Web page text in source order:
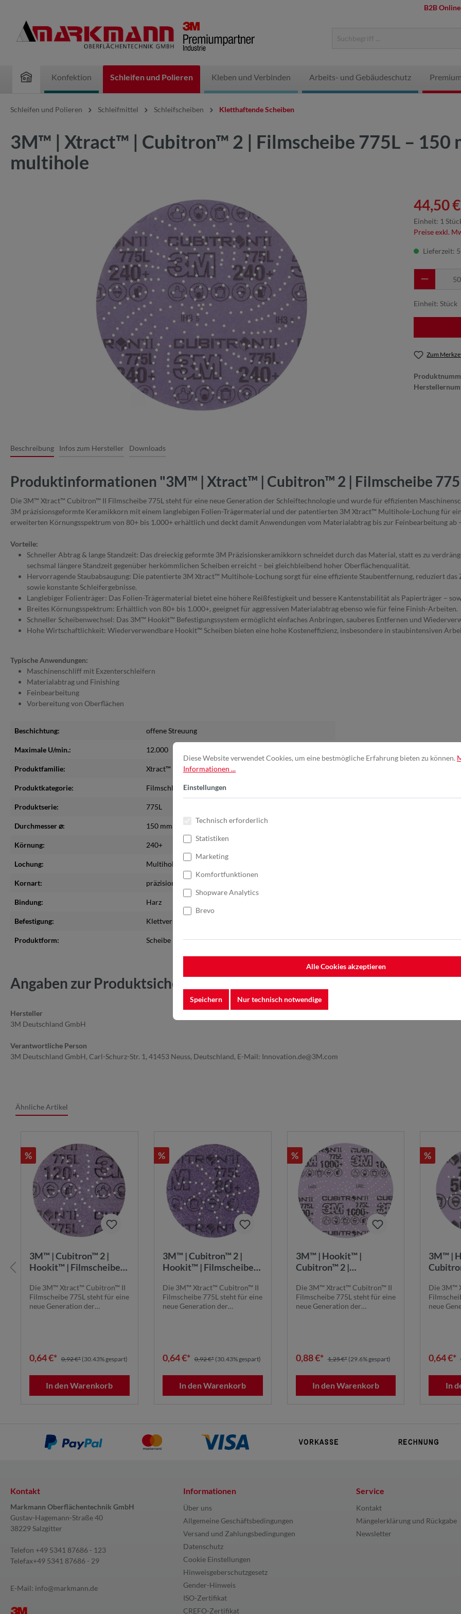
B2B
Konfektion Schleifen und Polieren Kleben und Verbinden Arbeits- und Gebäudeschutz
Schleifen und Polieren Schleifmittel Schleifscheiben Kletthaftende Scheiben
3M™ | Xtract™ | Cubitron™ 2 | Filmscheibe 775L – 150
multihole
44,50
Einheit: 1
Preise exkl.
Lieferzeit:
Einheit: Stück
Zum
Beschreibung Infos zum Hersteller Downloads
Produktinformationen "3M™ | Xtract™ | Cubitron™ 2 | Filmscheibe
Die 3M™ Xtract™ Cubitron™ II Filmscheibe 775L steht für eine neue Generation der Schleiftechnologie und wurde für effizienten
3M präzisionsgeformte Keramikkorn mit einem langlebigen Folien-Trägermaterial und der patentierten 3M Xtract™ Multihole-Lochung für
erweiterten Körnungsspektrum von 80+ bis 1.000+ erhältlich und deckt damit Anwendungen vom Materialabtrag bis zur Feinbearbeitung ab
Vorteile:
Schneller Abtrag & lange Standzeit: Das dreieckig geformte 3M Präzisionskeramikkorn schneidet durch das Material, statt es zu
sechsmal längere Standzeit gegenüber herkömmlichen Scheiben erreicht – bei gleichbleibend hoher Oberflächenqualität.
Hervorragende Staubabsaugung: Die patentierte 3M Xtract™ Multihole-Lochung sorgt für eine effiziente Staubentfernung, reduziert
sowie konstante Schleifergebnisse.
Langlebiger Folienträger: Das Folien-Trägermaterial bietet eine höhere Reißfestigkeit und bessere Kantenstabilität als Papierträger –
Breites Körnungsspektrum: Erhältlich von 80+ bis 1.000+, geeignet für aggressiven Materialabtrag ebenso wie für feine Finish-Arbeiten.
Schneller Scheibenwechsel: Das 3M™ Hookit™ Befestigungssystem ermöglicht einfaches Anbringen, sauberes Entfernen und
Hohe Wirtschaftlichkeit: Wiederverwendbare Hookit™ Scheiben bieten eine hohe Kosteneffizienz, insbesondere in staubintensiven
Typische Anwendungen:
Maschinenschliff mit Exzenterschleifern
Materialabtrag und Finishing
Feinbearbeitung
Vorbereitung von Oberflächen
Beschichtung: offene Streuung
Maximale U/min.: 12.000
Produktfamilie: Xtract™
Produktkategorie: Filmschleifscheiben
Produktserie: 775L
Durchmesser ⌀: 150 mm
Körnung: 240+
Lochung: Multihole
Kornart: präzisionsgeformte Keramik
Bindung: Harz
Befestigung: Klettverschluss
Produktform: Scheibe
Angaben zur Produktsicherheit
Hersteller
3M Deutschland GmbH
Verantwortliche Person
3M Deutschland GmbH, Carl-Schurz-Str. 1, 41453 Neuss, Deutschland, E-Mail: Innovation.de@3M.com
Ähnliche Artikel
%
3M™ | Cubitron™ 2 |
Hookit™ | Filmscheibe
multihole
Die 3M™ Xtract™ Cubitron™ II
Filmscheibe 775L steht für eine
neue Generation der
0,64 €* 0,92 €* (30.43% gespart)
In den Warenkorb
%
3M™ | Cubitron™ 2 |
Hookit™ | Filmscheibe
multihole
Die 3M™ Xtract™ Cubitron™ II
Filmscheibe 775L steht für eine
neue Generation der
0,64 €* 0,92 €* (30.43% gespart)
In den Warenkorb
%
3M™ | Hookit™ |
Cubitron™ 2 |
mm, 1000+, ungelocht
Die 3M™ Xtract™ Cubitron™ II
Filmscheibe 775L steht für eine
neue Generation der
0,88 €* 1,25 €* (29.6% gespart)
In den Warenkorb
%
3M™ |
mm,
Die 3M™
neue
0,64 €*
In
Kontakt
Markmann Oberflächentechnik GmbH
Gustav-Hagemann-Straße 40
38229 Salzgitter
Telefon +49 5341 87686 - 123
Telefax+49 5341 87686 - 29
E-Mail: info@markmann.de
Informationen
Über uns
Allgemeine Geschäftsbedingungen
Versand und Zahlungsbedingungen
Datenschutz
Cookie Einstellungen
Hinweisgeberschutzgesetz
Gender-Hinweis
ISO-Zertifikat
CREFO-Zertifikat
Service
Kontakt
Mängelerklärung und Rückgabe
Newsletter
Diese Website verwendet Cookies, um eine bestmögliche Erfahrung bieten zu können.
Informationen ...
Einstellungen
Technisch erforderlich
Statistiken
Marketing
Komfortfunktionen
Shopware Analytics
Brevo
Alle Cookies akzeptieren
Speichern Nur technisch notwendige